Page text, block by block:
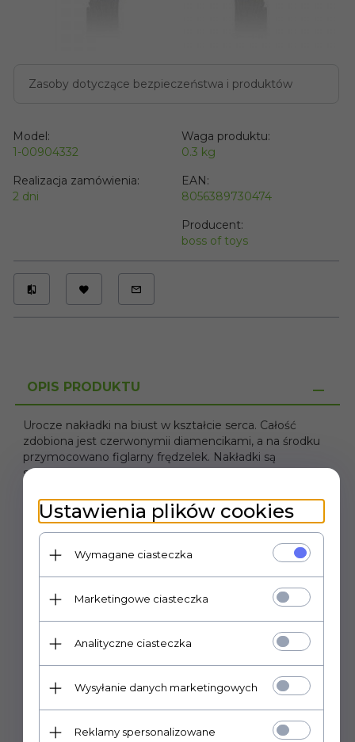
Zasoby dotyczące bezpieczeństwa i produktów
Model:
1-00904332
Waga produktu:
0.3 kg
Realizacja zamówienia:
2 dni
EAN:
8056389730474
Producent:
boss of toys
OPIS PRODUKTU
Urocze nakładki na biust w kształcie serca. Całość
zdobiona jest czerwonymii diamencikami, a na środku
przymocowano figlarny frędzelek. Nakładki są
samoprzylepne, wielokrotnego użytku. W zestawie
POLECAMY
Ustawienia plików cookies
Wymagane ciasteczka
Marketingowe ciasteczka
Analityczne ciasteczka
Wysyłanie danych marketingowych
Reklamy spersonalizowane